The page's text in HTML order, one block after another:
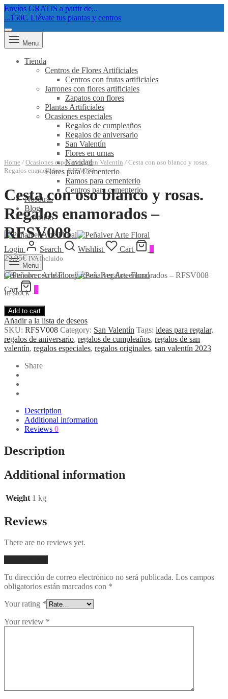
Envíos GRATIS a partir de...
...150€. Llévate tus plantas y centros
Menu
Tienda
Centros de Flores Artificiales
Centros con frutas artificiales
Jarrones con flores artificiales
Zapatos con flores
Plantas Artificiales
Ocasiones especiales
Regalos de cumpleaños
Regalos de aniversario
San Valentín
Flores en urnas
Navidad
Flores para Cementerio
Ramos para cementerio
Centros para cementerio
Nosotras
Blog
Contacto
Login Search Wishlist Cart
Menu
Cart
Home / Ocasiones especiales / San Valentín /Cesta con oso blanco y rosas.
Regalos enamorados – RFSV008
Cesta con oso blanco y rosas.
Regalos enamorados –
RFSV008
29,95€ IVA Incluido
Cesta con oso blanco y rosas. Regalos enamorados – RFSV008
In stock
Add to cart
Añadir a la lista de deseos
SKU: RFSV008 Category: San Valentín Tags: ideas para regalar,
regalos de aniversario, regalos de cumpleaños, regalos de san
valentín, regalos especiales, regalos originales, san valentín 2023
Share
Description
Additional information
Reviews 0
Description
Additional information
Weight 1 kg
Reviews
There are no reviews yet.
Tu dirección de correo electrónico no será publicada. Los campos
obligatorios están marcados con *
Your rating *
Your review *